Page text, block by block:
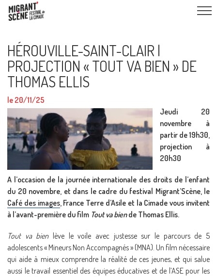
HÉROUVILLE-SAINT-CLAIR |
PROJECTION « TOUT VA BIEN » DE
THOMAS ELLIS
le 20/11/25
Jeudi 20
novembre à
partir de 19h30,
projection à
20h30
A l’occasion de la journée internationale des droits de l’enfant
du 20 novembre, et dans le cadre du festival Migrant’Scène, le
Café des images, France Terre d’Asile et la Cimade vous invitent
à l’avant-première du film Tout va biende Thomas Ellis.
Tout va bien lève le voile avec justesse sur le parcours de 5
adolescents « Mineurs Non Accompagnés » (MNA). Un film nécessaire
qui aide à mieux comprendre la réalité de ces jeunes, et qui salue
aussi le travail essentiel des équipes éducatives et de l’ASE pour les